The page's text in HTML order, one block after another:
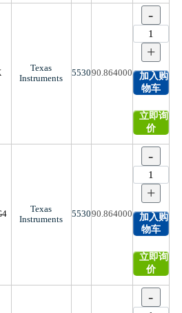
Texas
Instruments
553090.864000
-
+
加入购
物车
立即询
价
Texas
Instruments
553090.864000
-
+
加入购
物车
立即询
价
-